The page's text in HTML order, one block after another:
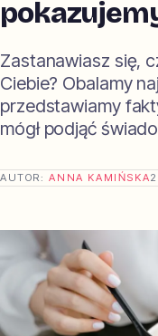
Zastanawiasz się,
Ciebie? Obalamy
przedstawiamy
mógł podjąć
AUTOR:ANNA KAMIŃSKA